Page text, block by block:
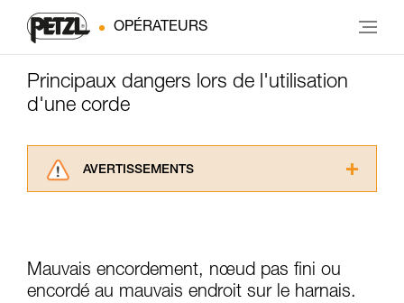
OPÉRATEURS
Principaux dangers lors de l'utilisation
d'une corde
AVERTISSEMENTS
pouvoir comprendre ce complément
d’informations.
Mauvais encordement, nœud pas fini ou
encordé au mauvais endroit sur le harnais.